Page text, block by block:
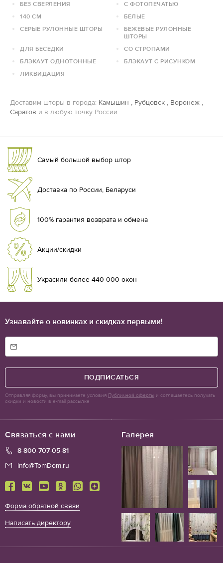
БЕЗ СВЕРЛЕНИЯ
С ФОТОПЕЧАТЬЮ
140 СМ
БЕЛЫЕ
СЕРЫЕ РУЛОННЫЕ ШТОРЫ
БЕЖЕВЫЕ РУЛОННЫЕ
ШТОРЫ
ДЛЯ БЕСЕДКИ
СО СТРОПАМИ
БЛЭКАУТ ОДНОТОННЫЕ
БЛЭКАУТ С РИСУНКОМ
ЛИКВИДАЦИЯ
Доставим шторы в города: Камышин , Рубцовск , Воронеж ,
Саратов и в любую точку России
Самый большой выбор штор
Доставка по России, Беларуси
100% гарантия возврата и обмена
Акции/скидки
Украсили более 440 000 окон
Галерея
Связаться с нами
8-800-707-05-81
info@TomDom.ru
Форма обратной связи
Написать директору
Узнавайте о новинках и скидках первыми!
ПОДПИСАТЬСЯ
Отправляя форму, вы принимаете условия Публичной оферты и соглашаетесь получать
скидки и новости в e-mail рассылке